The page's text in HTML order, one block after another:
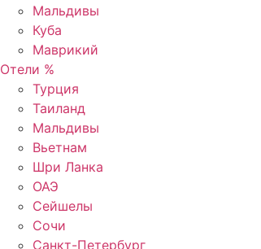
Мальдивы
Куба
Маврикий
Отели %
Турция
Таиланд
Мальдивы
Вьетнам
Шри Ланка
ОАЭ
Сейшелы
Сочи
Санкт-Петербург